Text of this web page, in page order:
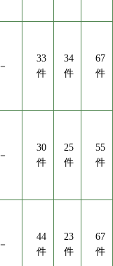
－
33
件
34
件
67
件
－
30
件
25
件
55
件
－
44
件
23
件
67
件